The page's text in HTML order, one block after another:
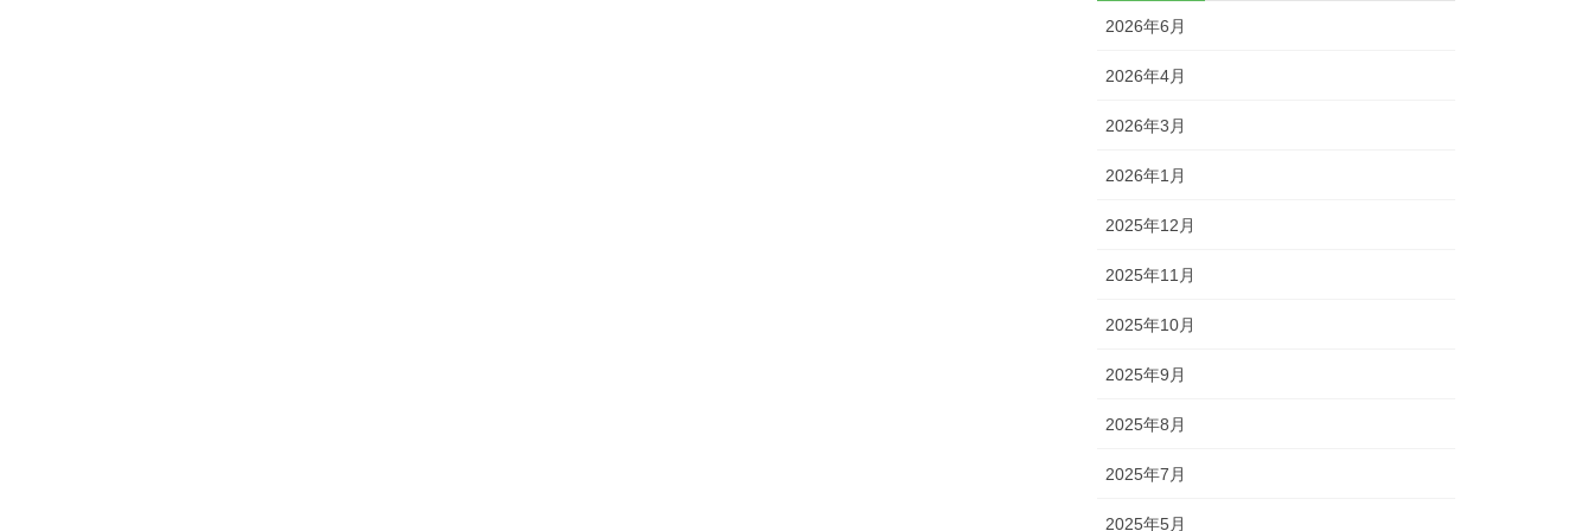
2026年6月
2026年4月
2026年3月
2026年1月
2025年12月
2025年11月
2025年10月
2025年9月
2025年8月
2025年7月
2025年5月